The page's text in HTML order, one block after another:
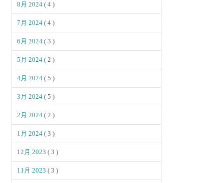
8月 2024( 4 )
7月 2024( 4 )
6月 2024( 3 )
5月 2024( 2 )
4月 2024( 5 )
3月 2024( 5 )
2月 2024( 2 )
1月 2024( 3 )
12月 2023( 3 )
11月 2023( 3 )